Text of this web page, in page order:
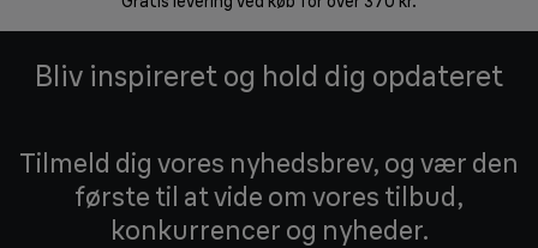
Bliv inspireret og hold dig opdateret
Tilmeld dig vores nyhedsbrev, og vær den
første til at vide om vores tilbud,
konkurrencer og nyheder.